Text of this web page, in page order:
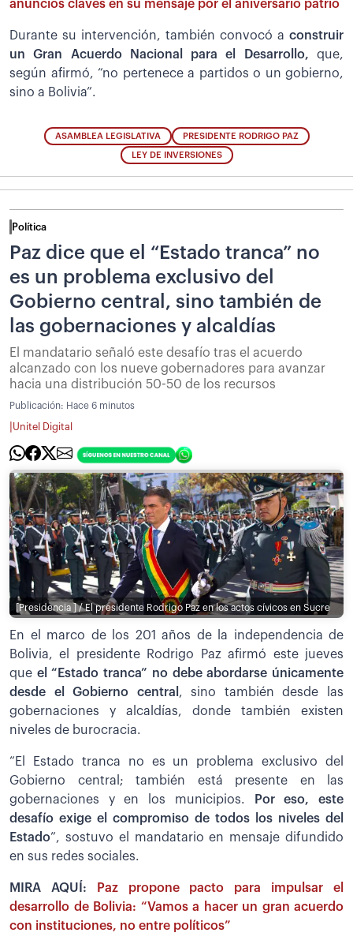
anuncios claves en su mensaje por el aniversario patrio
Durante su intervención, también convocó a construir
un Gran Acuerdo Nacional para el Desarrollo, que,
según afirmó, “no pertenece a partidos o un gobierno,
sino a Bolivia”.
ASAMBLEA LEGISLATIVA PRESIDENTE RODRIGO PAZ
LEY DE INVERSIONES
Política
Paz dice que el “Estado tranca” no
es un problema exclusivo del
Gobierno central, sino también de
las gobernaciones y alcaldías
El mandatario señaló este desafío tras el acuerdo
alcanzado con los nueve gobernadores para avanzar
hacia una distribución 50-50 de los recursos
Publicación: Hace 6 minutos
Unitel Digital
[Presidencia ] / El presidente Rodrigo Paz en los actos cívicos en Sucre
En el marco de los 201 años de la independencia de
Bolivia, el presidente Rodrigo Paz afirmó este jueves
que el “Estado tranca” no debe abordarse únicamente
desde el Gobierno central , sino también desde las
gobernaciones y alcaldías, donde también existen
niveles de burocracia.
“El Estado tranca no es un problema exclusivo del
Gobierno central; también está presente en las
gobernaciones y en los municipios.
Por eso, este
desafío exige el compromiso de todos los niveles del
Estado”, sostuvo el mandatario en mensaje difundido
en sus redes sociales.
MIRA AQUÍ:
Paz propone pacto para impulsar el
desarrollo de Bolivia: “Vamos a hacer un gran acuerdo
con instituciones, no entre políticos”